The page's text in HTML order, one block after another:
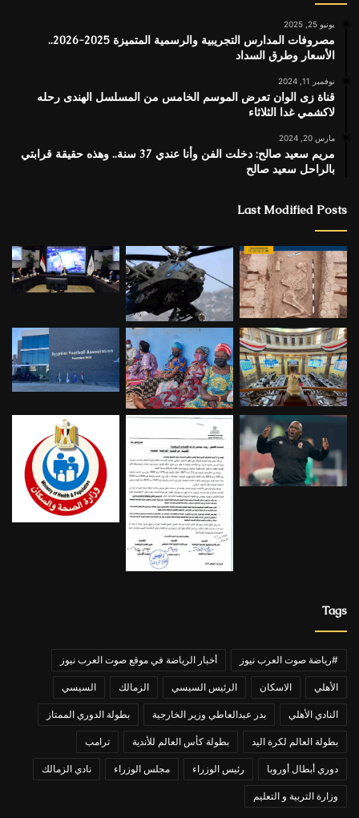
يونيو 25, 2025
مصروفات المدارس التجريبية والرسمية المتميزة 2025-2026..
الأسعار وطرق السداد
نوفمبر 11, 2024
قناة زى الوان تعرض الموسم الخامس من المسلسل الهندى رحله
لاكشمي غدا الثلاثاء
مارس 20, 2024
مريم سعيد صالح: دخلت الفن وأنا عندي 37 سنة.. وهذه حقيقة قرابتي
بالراحل سعيد صالح
Last Modified Posts
Tags
#رياضة صوت العرب نيوز أخبار الرياضة في موقع صوت العرب نيوز
الأهلي الاسكان الرئيس السيسي الزمالك السيسي
النادي الأهلي بدر عبدالعاطي وزير الخارجية بطولة الدوري الممتاز
بطولة العالم لكرة اليد بطولة كأس العالم للأندية ترامب
دوري أبطال أوروبا رئيس الوزراء مجلس الوزراء نادي الزمالك
وزارة التربية و التعليم